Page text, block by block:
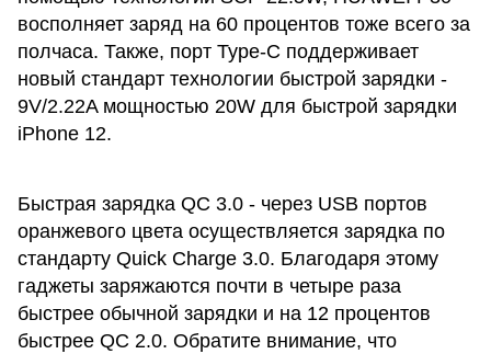
восполняет заряд на 60 процентов тоже всего за
полчаса. Также, порт Type-C поддерживает
новый стандарт технологии быстрой зарядки -
9V/2.22A мощностью 20W для быстрой зарядки
iPhone 12.
Быстрая зарядка QC 3.0 - через USB портов
оранжевого цвета осуществляется зарядка по
стандарту Quick Charge 3.0. Благодаря этому
гаджеты заряжаются почти в четыре раза
быстрее обычной зарядки и на 12 процентов
быстрее QC 2.0. Обратите внимание, что